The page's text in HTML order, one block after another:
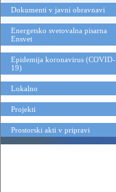
Dokumenti v javni obravnavi
Energetsko svetovalna pisarna
Ensvet
Epidemija koronavirus (COVID-
19)
Lokalno
Projekti
Prostorski akti v pripravi